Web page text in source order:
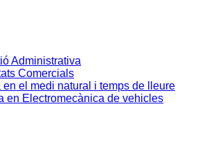
Administrativa
Comercials
en el medi natural i temps de lleure
en Electromecànica de vehicles